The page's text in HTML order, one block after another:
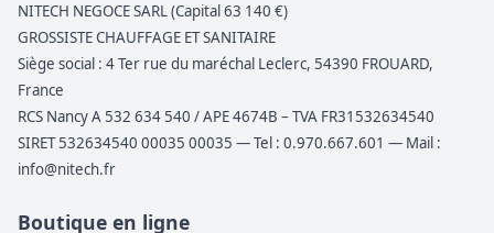
NITECH NEGOCE SARL (Capital 63 140 €)
GROSSISTE CHAUFFAGE ET SANITAIRE
Siège social : 4 Ter rue du maréchal Leclerc, 54390 FROUARD,
France
RCS Nancy A 532 634 540 / APE 4674B – TVA FR31532634540
SIRET 532634540 00035 00035 — Tel : 0.970.667.601 — Mail :
info@nitech.fr
Boutique en ligne